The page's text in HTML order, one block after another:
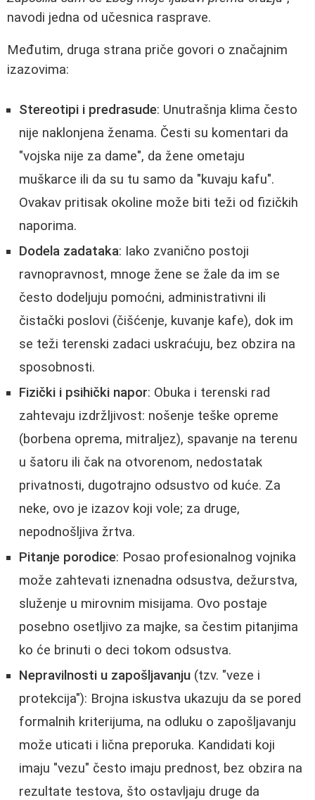
navodi jedna od učesnica rasprave.
Međutim, druga strana priče govori o značajnim
izazovima:
Stereotipi i predrasude: Unutrašnja klima često
nije naklonjena ženama. Česti su komentari da
"vojska nije za dame", da žene ometaju
muškarce ili da su tu samo da "kuvaju kafu".
Ovakav pritisak okoline može biti teži od fizičkih
naporima.
Dodela zadataka: Iako zvanično postoji
ravnopravnost, mnoge žene se žale da im se
često dodeljuju pomoćni, administrativni ili
čistački poslovi (čišćenje, kuvanje kafe), dok im
se teži terenski zadaci uskraćuju, bez obzira na
sposobnosti.
Fizički i psihički napor: Obuka i terenski rad
zahtevaju izdržljivost: nošenje teške opreme
(borbena oprema, mitraljez), spavanje na terenu
u šatoru ili čak na otvorenom, nedostatak
privatnosti, dugotrajno odsustvo od kuće. Za
neke, ovo je izazov koji vole; za druge,
nepodnošljiva žrtva.
Pitanje porodice: Posao profesionalnog vojnika
može zahtevati iznenadna odsustva, dežurstva,
služenje u mirovnim misijama. Ovo postaje
posebno osetljivo za majke, sa čestim pitanjima
ko će brinuti o deci tokom odsustva.
Nepravilnosti u zapošljavanju (tzv. "veze i
protekcija"): Brojna iskustva ukazuju da se pored
formalnih kriterijuma, na odluku o zapošljavanju
može uticati i lična preporuka. Kandidati koji
imaju "vezu" često imaju prednost, bez obzira na
rezultate testova, što ostavljaju druge da